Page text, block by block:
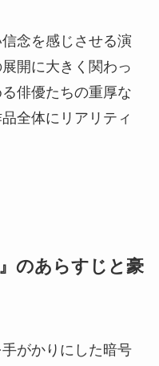
念を感じさせる演
開に大きく関わっ
俳優たちの重厚な
全体にリアリティ
のあらすじと豪
がかりにした暗号